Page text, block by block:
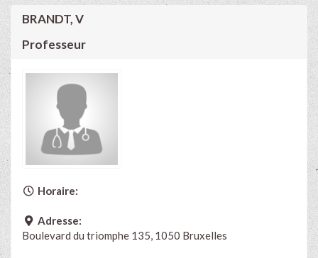
BRANDT, V
Professeur
Horaire:
Adresse:
Boulevard du triomphe 135, 1050 Bruxelles